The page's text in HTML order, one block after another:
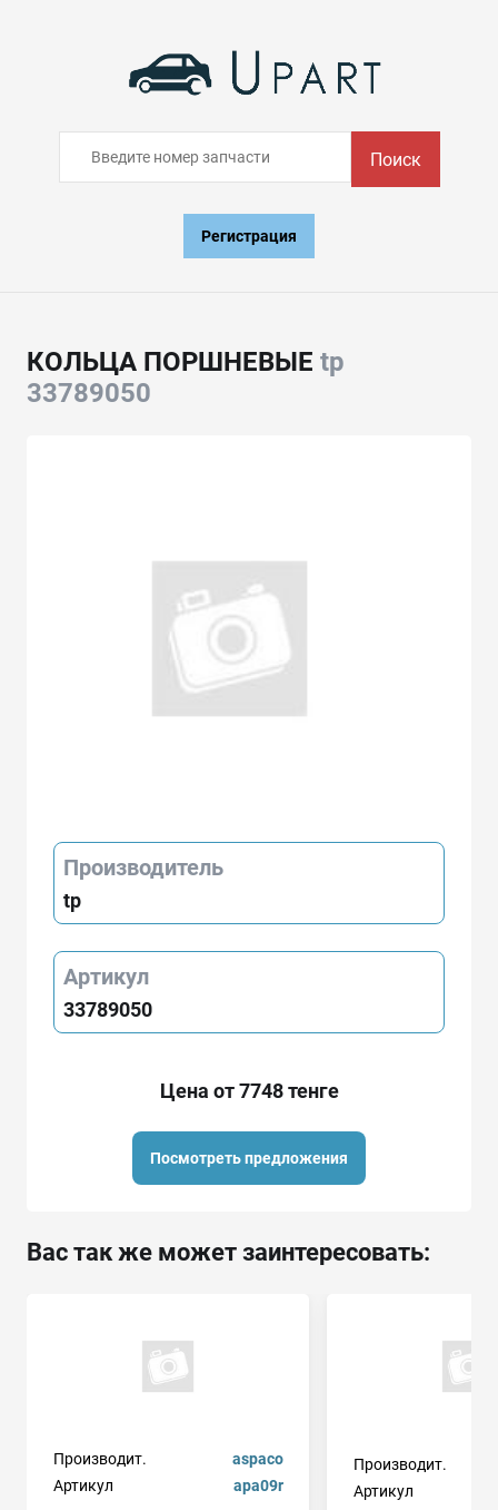
Поиск
Регистрация
КОЛЬЦА ПОРШНЕВЫЕ tp
33789050
Производитель
tp
Артикул
33789050
Цена от 7748 тенге
Посмотреть предложения
Вас так же может заинтересовать:
Производит.
aspaco
Артикул
apa09r
Производит.
Артикул